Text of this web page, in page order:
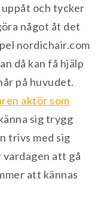
och tycker
något åt det
nordichair.com
då kan få hjälp
på huvudet.
aktör som
sig trygg
trivs med sig
att gå
att kännas